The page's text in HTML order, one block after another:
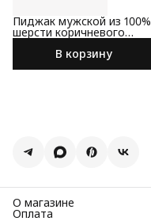
Пиджак мужской из 100%
шерсти коричневого
В корзину
О магазине
Оплата